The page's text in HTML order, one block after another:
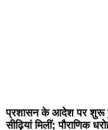
प्रशासन के आदेश पर शुरू
सीढ़ियां मिलीं; पौराणिक